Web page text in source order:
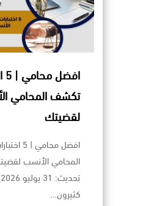
تكشف المحامي
لقضيتك
افضل
المحامي الأنسب
كثيرون…